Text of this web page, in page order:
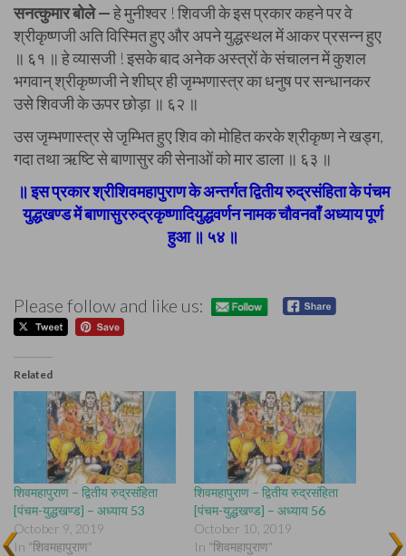
सनत्कुमार बोले —हे मुनीश्वर ! शिवजी के इस प्रकार कहने पर वे
श्रीकृष्णजी अति विस्मित हुए और अपने युद्धस्थल में आकर प्रसन्न हुए
॥ ६१ ॥ हे व्यासजी ! इसके बाद अनेक अस्त्रों के संचालन में कुशल
भगवान् श्रीकृष्णजी ने शीघ्र ही जृम्भणास्त्र का धनुष पर सन्धानकर
उसे शिवजी के ऊपर छोड़ा ॥ ६२ ॥
उस जृम्भणास्त्र से जृम्भित हुए शिव को मोहित करके श्रीकृष्ण ने खड्ग,
गदा तथा ऋष्टि से बाणासुर की सेनाओं को मार डाला ॥ ६३ ॥
॥ इस प्रकार श्रीशिवमहापुराण के अन्तर्गत द्वितीय रुद्रसंहिता के पंचम
युद्धखण्ड में बाणासुररुद्रकृष्णादियुद्धवर्णन नामक चौवनवाँ अध्याय पूर्ण
हुआ ॥ ५४ ॥
Please follow and like us:
Related
शिवमहापुराण – द्वितीय रुद्रसंहिता
[पंचम-युद्धखण्ड] – अध्याय 53
October 9, 2019
In "शिवमहापुराण"
शिवमहापुराण – द्वितीय रुद्रसंहिता
[पंचम-युद्धखण्ड] – अध्याय 56
October 10, 2019
In "शिवमहापुराण"